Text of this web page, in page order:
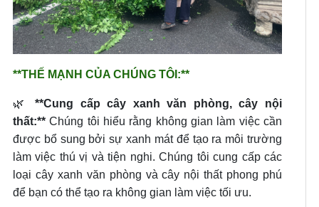
**THẾ MẠNH CỦA CHÚNG TÔI:**
🌿**Cung cấp cây xanh văn phòng, cây nội
thất:** Chúng tôi hiểu rằng không gian làm việc cần
được bổ sung bởi sự xanh mát để tạo ra môi trường
làm việc thú vị và tiện nghi. Chúng tôi cung cấp các
loại cây xanh văn phòng và cây nội thất phong phú
để bạn có thể tạo ra không gian làm việc tối ưu.